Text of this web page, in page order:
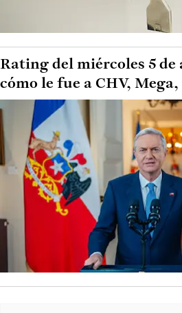
Rating del miércoles 5 de
cómo le fue a CHV,